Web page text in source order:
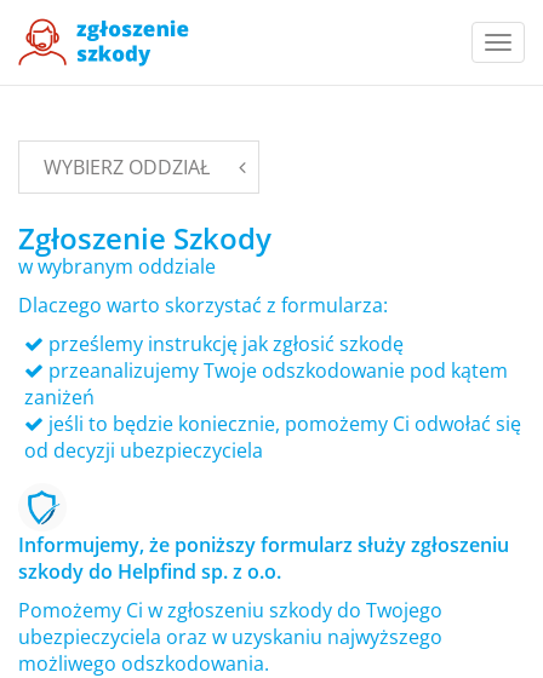
WYBIERZ ODDZIAŁ
Zgłoszenie Szkody
w wybranym oddziale
Dlaczego warto skorzystać z formularza:
prześlemy instrukcję jak zgłosić szkodę
przeanalizujemy Twoje odszkodowanie pod kątem
zaniżeń
jeśli to będzie koniecznie, pomożemy Ci odwołać się
od decyzji ubezpieczyciela
Informujemy, że poniższy formularz służy zgłoszeniu
szkody do Helpfind sp. z o.o.
Pomożemy Ci w zgłoszeniu szkody do Twojego
ubezpieczyciela oraz w uzyskaniu najwyższego
możliwego odszkodowania.